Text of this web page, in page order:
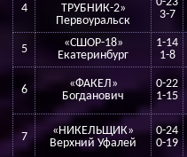
4
ТРУБНИК-2»
Первоуральск
3-7
5
«СШОР-18»
Екатеринбург
1-14
1-8
6
«ФАКЕЛ»
Богданович
0-22
1-15
7
«НИКЕЛЬЩИК»
Верхний Уфалей
0-24
0-19